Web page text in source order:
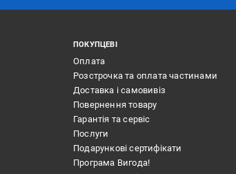
ПОКУПЦЕВІ
Оплата
Розстрочка та оплата частинами
Доставка і самовивіз
Повернення товару
Гарантія та сервіс
Послуги
Подарункові сертифікати
Програма Вигода!